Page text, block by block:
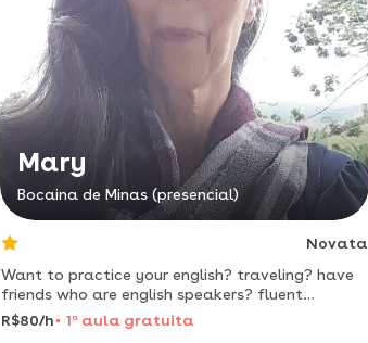
Mary
Bocaina de Minas (presencial)
Novata
Want to practice your english? traveling? have
friends who are english speakers? fluent
bilingual english teacher gives amazing
conversation classes!
R$80/h 1 a aula gratuita